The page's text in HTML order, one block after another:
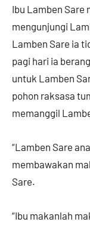
Ibu Lamben Sare
mengunjungi
Lamben Sare ia
pagi hari ia
untuk Lamben
pohon raksasa
memanggil
“Lamben Sare
membawakan
Sare.
“Ibu makanlah